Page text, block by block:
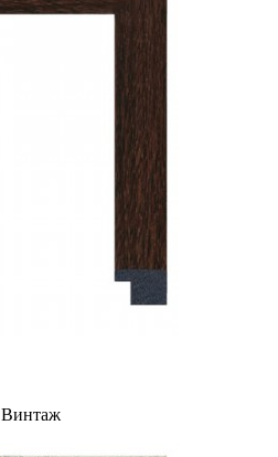
Винтаж